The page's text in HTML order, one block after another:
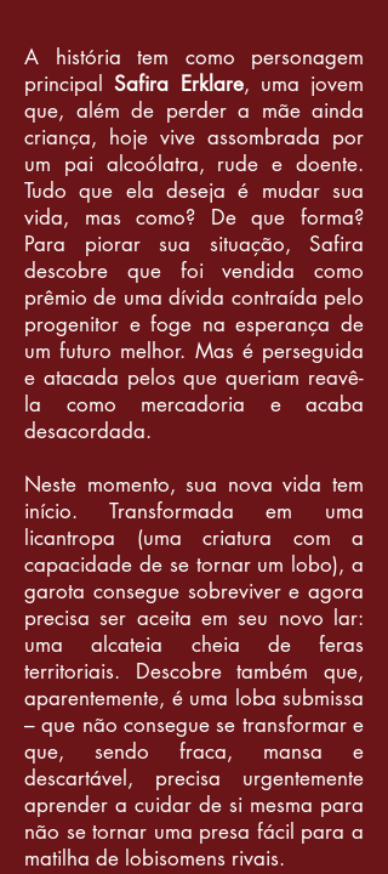
A história tem como personagem
principalSafira Erklare, uma jovem
que, além de perder a mãe ainda
criança, hoje vive assombrada por
um pai alcoólatra, rude e doente.
Tudo que ela deseja é mudar sua
vida, mas como? De que forma?
Para piorar sua situação, Safira
descobre que foi vendida como
prêmio de uma dívida contraída pelo
progenitor e foge na esperança de
um futuro melhor. Mas é perseguida
e atacada pelos que queriam reavê-
la como mercadoria e acaba
desacordada.
Neste momento, sua nova vida tem
início. Transformada em uma
licantropa (uma criatura com a
capacidade de se tornar um lobo), a
garota consegue sobreviver e agora
precisa ser aceita em seu novo lar:
uma alcateia cheia de feras
territoriais. Descobre também que,
aparentemente, é uma loba submissa
– que não consegue se transformar e
que, sendo fraca, mansa e
descartável, precisa urgentemente
aprender a cuidar de si mesma para
não se tornar uma presa fácil para a
matilha de lobisomens rivais.